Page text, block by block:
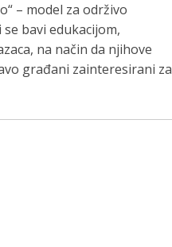
– model za održivo
bavi edukacijom,
na način da njihove
građani zainteresirani za